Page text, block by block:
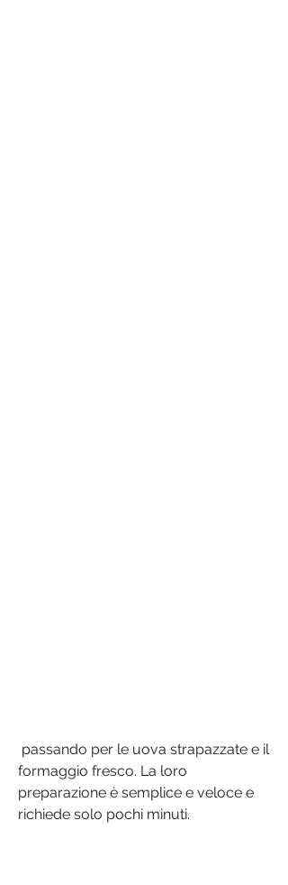
formaggio fresco. La loro
preparazione è semplice e veloce e
richiede solo pochi minuti.